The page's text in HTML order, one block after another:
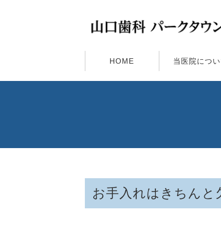
HOME 当医院につ
お手入れはきちん